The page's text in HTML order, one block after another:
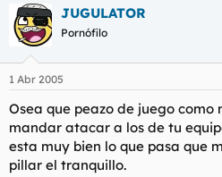
i
c
i
a
d
o
r
e
l
t
c
i
n
c
i
o
JUGULATOR
Pornófilo
1 Abr 2005
Osea que peazo de juego como
mandar atacar a los de tu
esta muy bien lo que pasa que
pillar el tranquillo.